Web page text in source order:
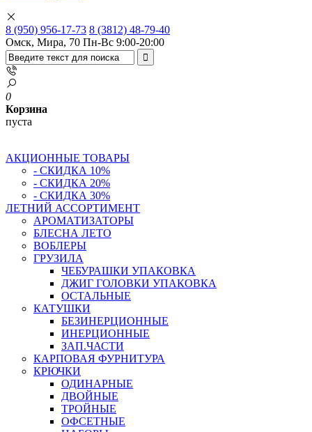
8 (950) 956-17-73 8 (3812) 48-79-40
Омск, Мира, 70 Пн-Вс 9:00-20:00
0
Корзина
пуста
АКЦИОННЫЕ ТОВАРЫ
- СКИДКА 10%
- СКИДКА 20%
- СКИДКА 30%
ЛЕТНИЙ АССОРТИМЕНТ
АРОМАТИЗАТОРЫ
БЛЕСНА ЛЕТО
ВОБЛЕРЫ
ГРУЗИЛА
ЧЕБУРАШКИ УПАКОВКА
ДЖИГ ГОЛОВКИ УПАКОВКА
ОСТАЛЬНЫЕ
КАТУШКИ
БЕЗИНЕРЦИОННЫЕ
ИНЕРЦИОННЫЕ
ЗАП.ЧАСТИ
КАРПОВАЯ ФУРНИТУРА
КРЮЧКИ
ОДИНАРНЫЕ
ДВОЙНЫЕ
ТРОЙНЫЕ
ОФСЕТНЫЕ